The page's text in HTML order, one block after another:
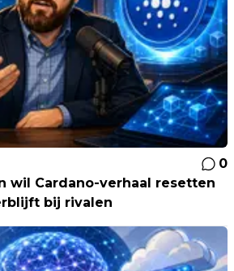
0
wil Cardano-verhaal resetten
bij rivalen